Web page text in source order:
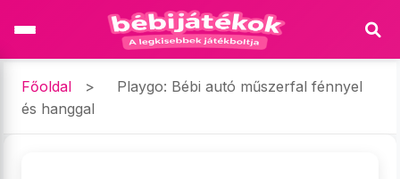
Főoldal >
Playgo: Bébi autó műszerfal fénnyel
és hanggal